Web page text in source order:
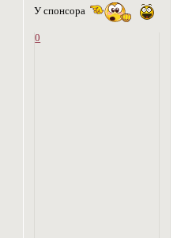
У спонсора
0